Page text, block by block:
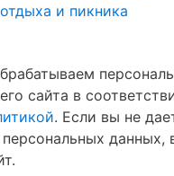
и пикника
сайта в
. Если вы не